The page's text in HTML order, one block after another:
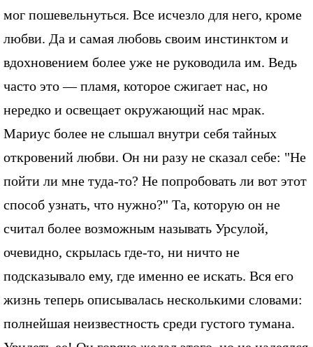
мог пошевельнуться. Все исчезло для него, кроме
любви. Да и самая любовь своим инстинктом и
вдохновением более уже не руководила им. Ведь
часто это — пламя, которое сжигает нас, но
нередко и освещает окружающий нас мрак.
Мариус более не слышал внутри себя тайных
откровений любви. Он ни разу не сказал себе: "Не
пойти ли мне туда-то? Не попробовать ли вот этот
способ узнать, что нужно?" Та, которую он не
считал более возможным называть Урсулой,
очевидно, скрылась где-то, ни ничто не
подсказывало ему, где именно ее искать. Вся его
жизнь теперь описывалась несколькими словами:
полнейшая неизвестность среди густого тумана.